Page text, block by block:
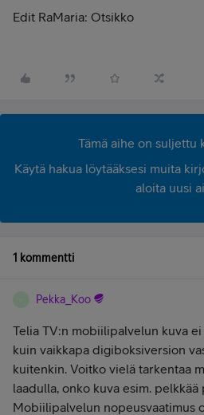
Edit RaMaria: Otsikko
Tämä aihe on suljettu
Käytä hakua löytääksesi muita
aloita uusi
1 kommentti
Pekka_Koo
Telia TV:n mobiilipalvelun kuva
kuin vaikkapa digiboksiversion
kuitenkin. Voitko vielä tarkentaa
laadulla, onko kuva esim. pelkkää
Mobiilipalvelun nopeusvaatimus